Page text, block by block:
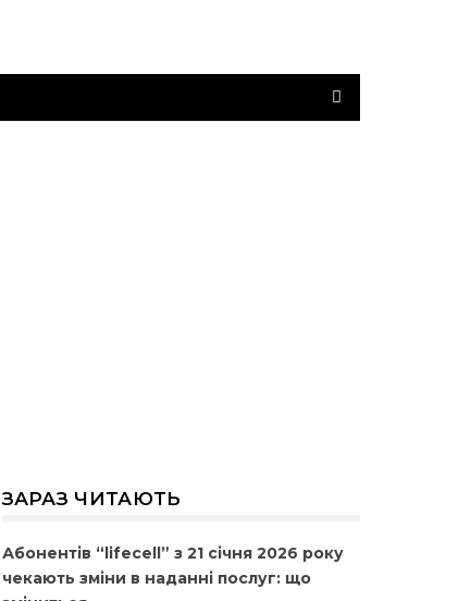
ЗАРАЗ ЧИТАЮТЬ
Абонентів “lifecell” з 21 січня 2026 року
чекають зміни в наданні послуг: що